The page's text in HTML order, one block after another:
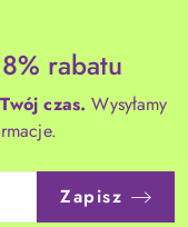
rabatu
czas. Wysyłamy
Zapisz